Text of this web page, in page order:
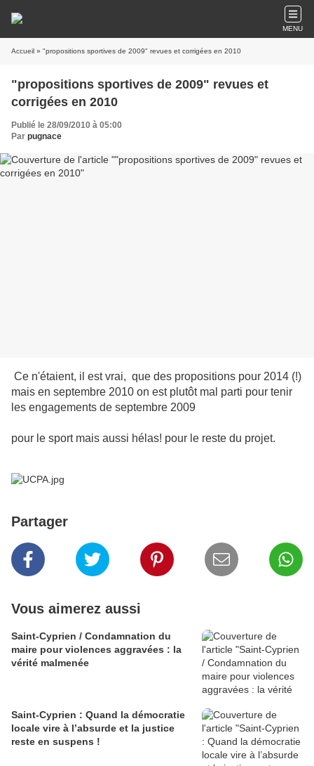
MENU
Accueil » "propositions sportives de 2009" revues et corrigées en 2010
"propositions sportives de 2009" revues et
corrigées en 2010
Publié le 28/09/2010 à 05:00
Par pugnace
Ce n'étaient, il est vrai, que des propositions pour 2014 (!)
mais en septembre 2010 on est plutôt mal parti pour tenir
les engagements de septembre 2009
pour le sport mais aussi hélas! pour le reste du projet.
Partager
Vous aimerez aussi
Saint-Cyprien / Condamnation du
maire pour violences aggravées : la
vérité malmenée
Saint-Cyprien : Quand la démocratie
locale vire à l’absurde et la justice
reste en suspens !